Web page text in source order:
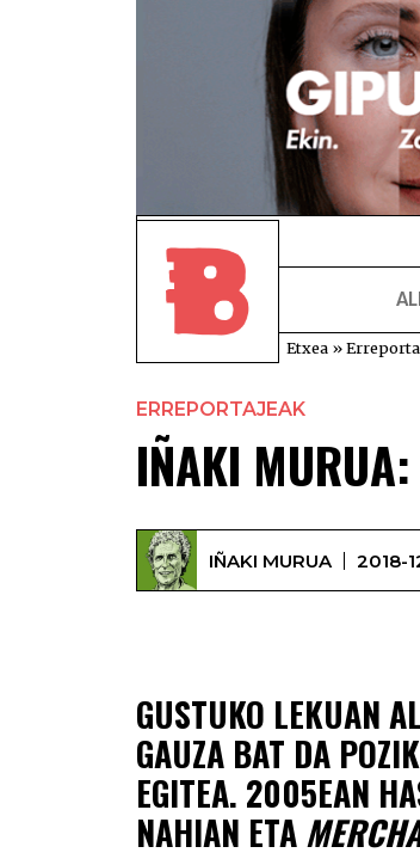
Etxea »
ERREPORTAJEAK
IÑAKI
IÑAKI MURUA 2018-
GUSTUKO LEKUAN
GAUZA BAT DA
EGITEA. 2005EAN
NAHIAN ETA